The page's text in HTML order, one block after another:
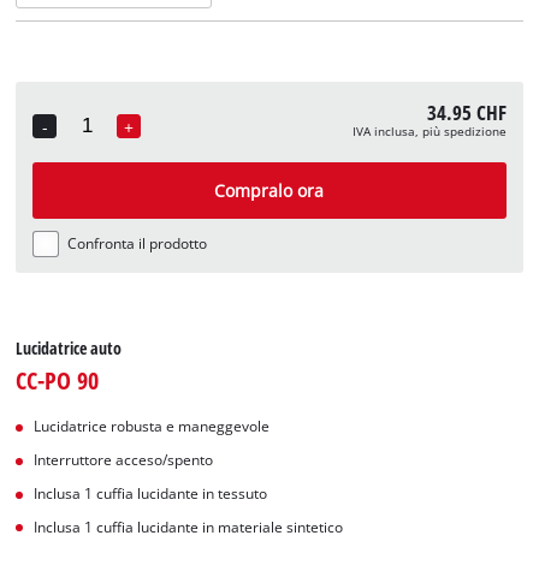
-
Quantity
+ 34.95 CHF
IVA inclusa, più spedizione
Compralo ora
Confronta il prodotto
Lucidatrice auto
CC-PO 90
Lucidatrice robusta e maneggevole
Interruttore acceso/spento
Inclusa 1 cuffia lucidante in tessuto
Inclusa 1 cuffia lucidante in materiale sintetico